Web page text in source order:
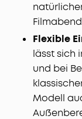
Flexible
lässt sich
und bei
Modell